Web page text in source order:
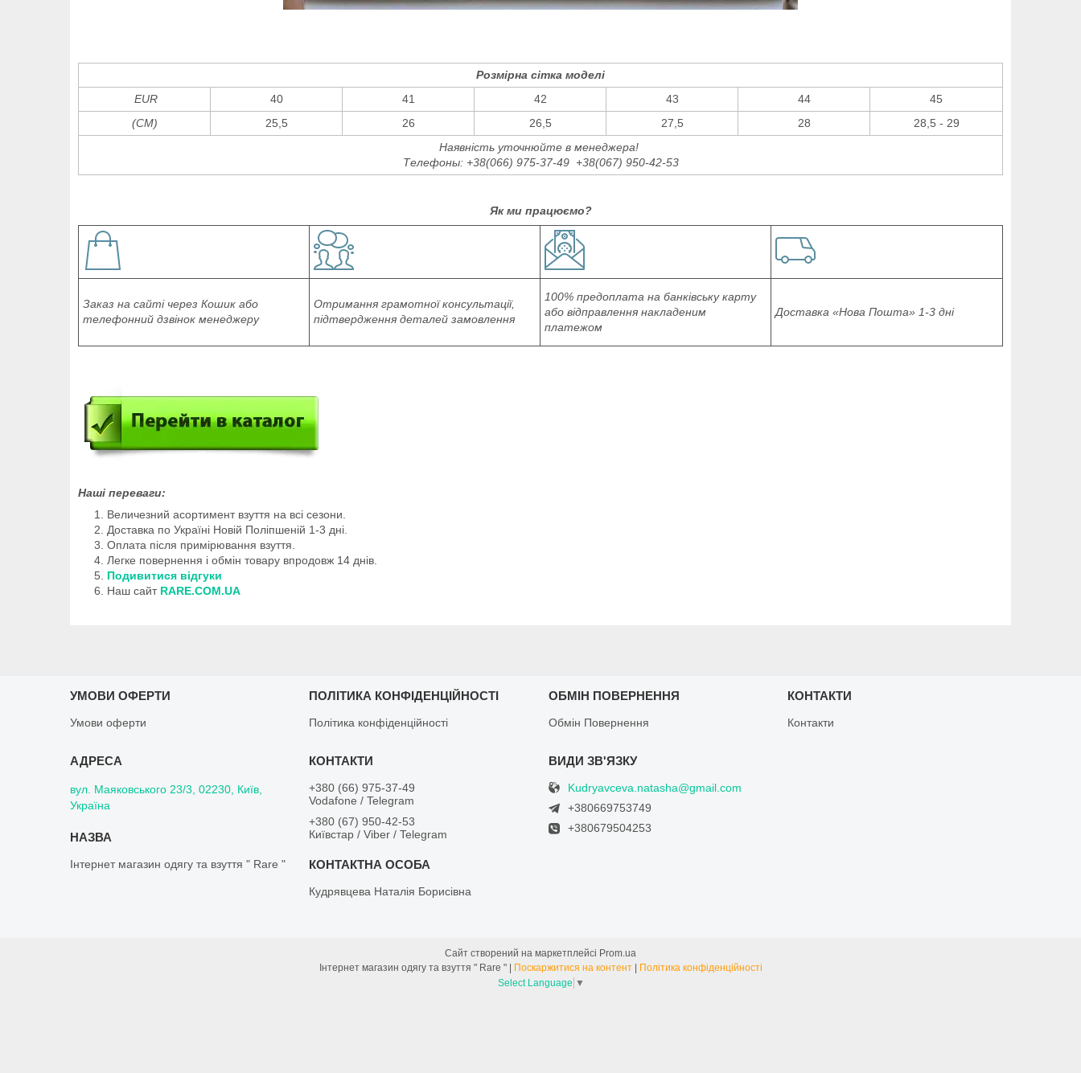
Розмірна сітка моделі
EUR
40 41 42 43 44
45
(СМ)
25,5 26 26,5 27,5 28
28,5 - 29
Наявність уточнюйте в менеджера!
Телефоны: +38(066) 975-37-49 +38(067) 950-42-53
Як ми працюємо?
Заказ на сайті через Кошик або
телефонний дзвінок менеджеру
Отримання грамотної консультації,
підтвердження деталей замовлення
100% предоплата на банківську карту
або відправлення накладеним
платежом
Доставка «Нова Пошта» 1-3 дні
Наші переваги:
Величезний асортимент взуття на всі сезони.
Доставка по Україні Новій Поліпшеній 1-3 дні.
Оплата після примірювання взуття.
Легке повернення і обмін товару впродовж 14 днів.
Подивитися відгуки
Наш сайт RARE.COM.UA
УМОВИ ОФЕРТИ
Умови оферти
ПОЛІТИКА КОНФІДЕНЦІЙНОСТІ
Політика конфіденційності
ОБМІН ПОВЕРНЕННЯ
Обмін Повернення
КОНТАКТИ
Контакти
вул. Маяковського 23/3, 02230, Київ,
Україна
Інтернет магазин одягу та взуття " Rare "
+380 (66) 975-37-49
Vodafone / Telegram
+380 (67) 950-42-53
Київстар / Viber / Telegram
Кудрявцева Наталія Борисівна
Kudryavceva.natasha@gmail.com
+380669753749
+380679504253
Сайт створений на маркетплейсі Prom.ua
Поскаржитися на контент
Політика конфіденційності
Select Language ▼